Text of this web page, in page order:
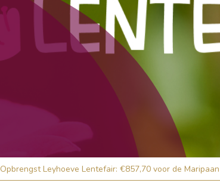
Opbrengst Leyhoeve Lentefair: €857,70 voor de